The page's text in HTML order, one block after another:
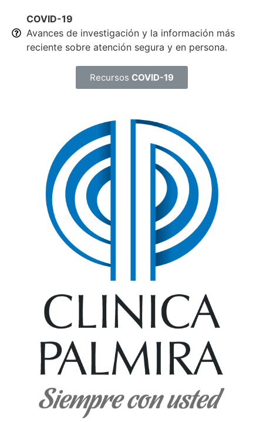
COVID-19
Avances de investigación y la información más
reciente sobre atención segura y en persona.
Recursos COVID-19